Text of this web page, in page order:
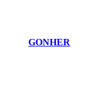
GONHER